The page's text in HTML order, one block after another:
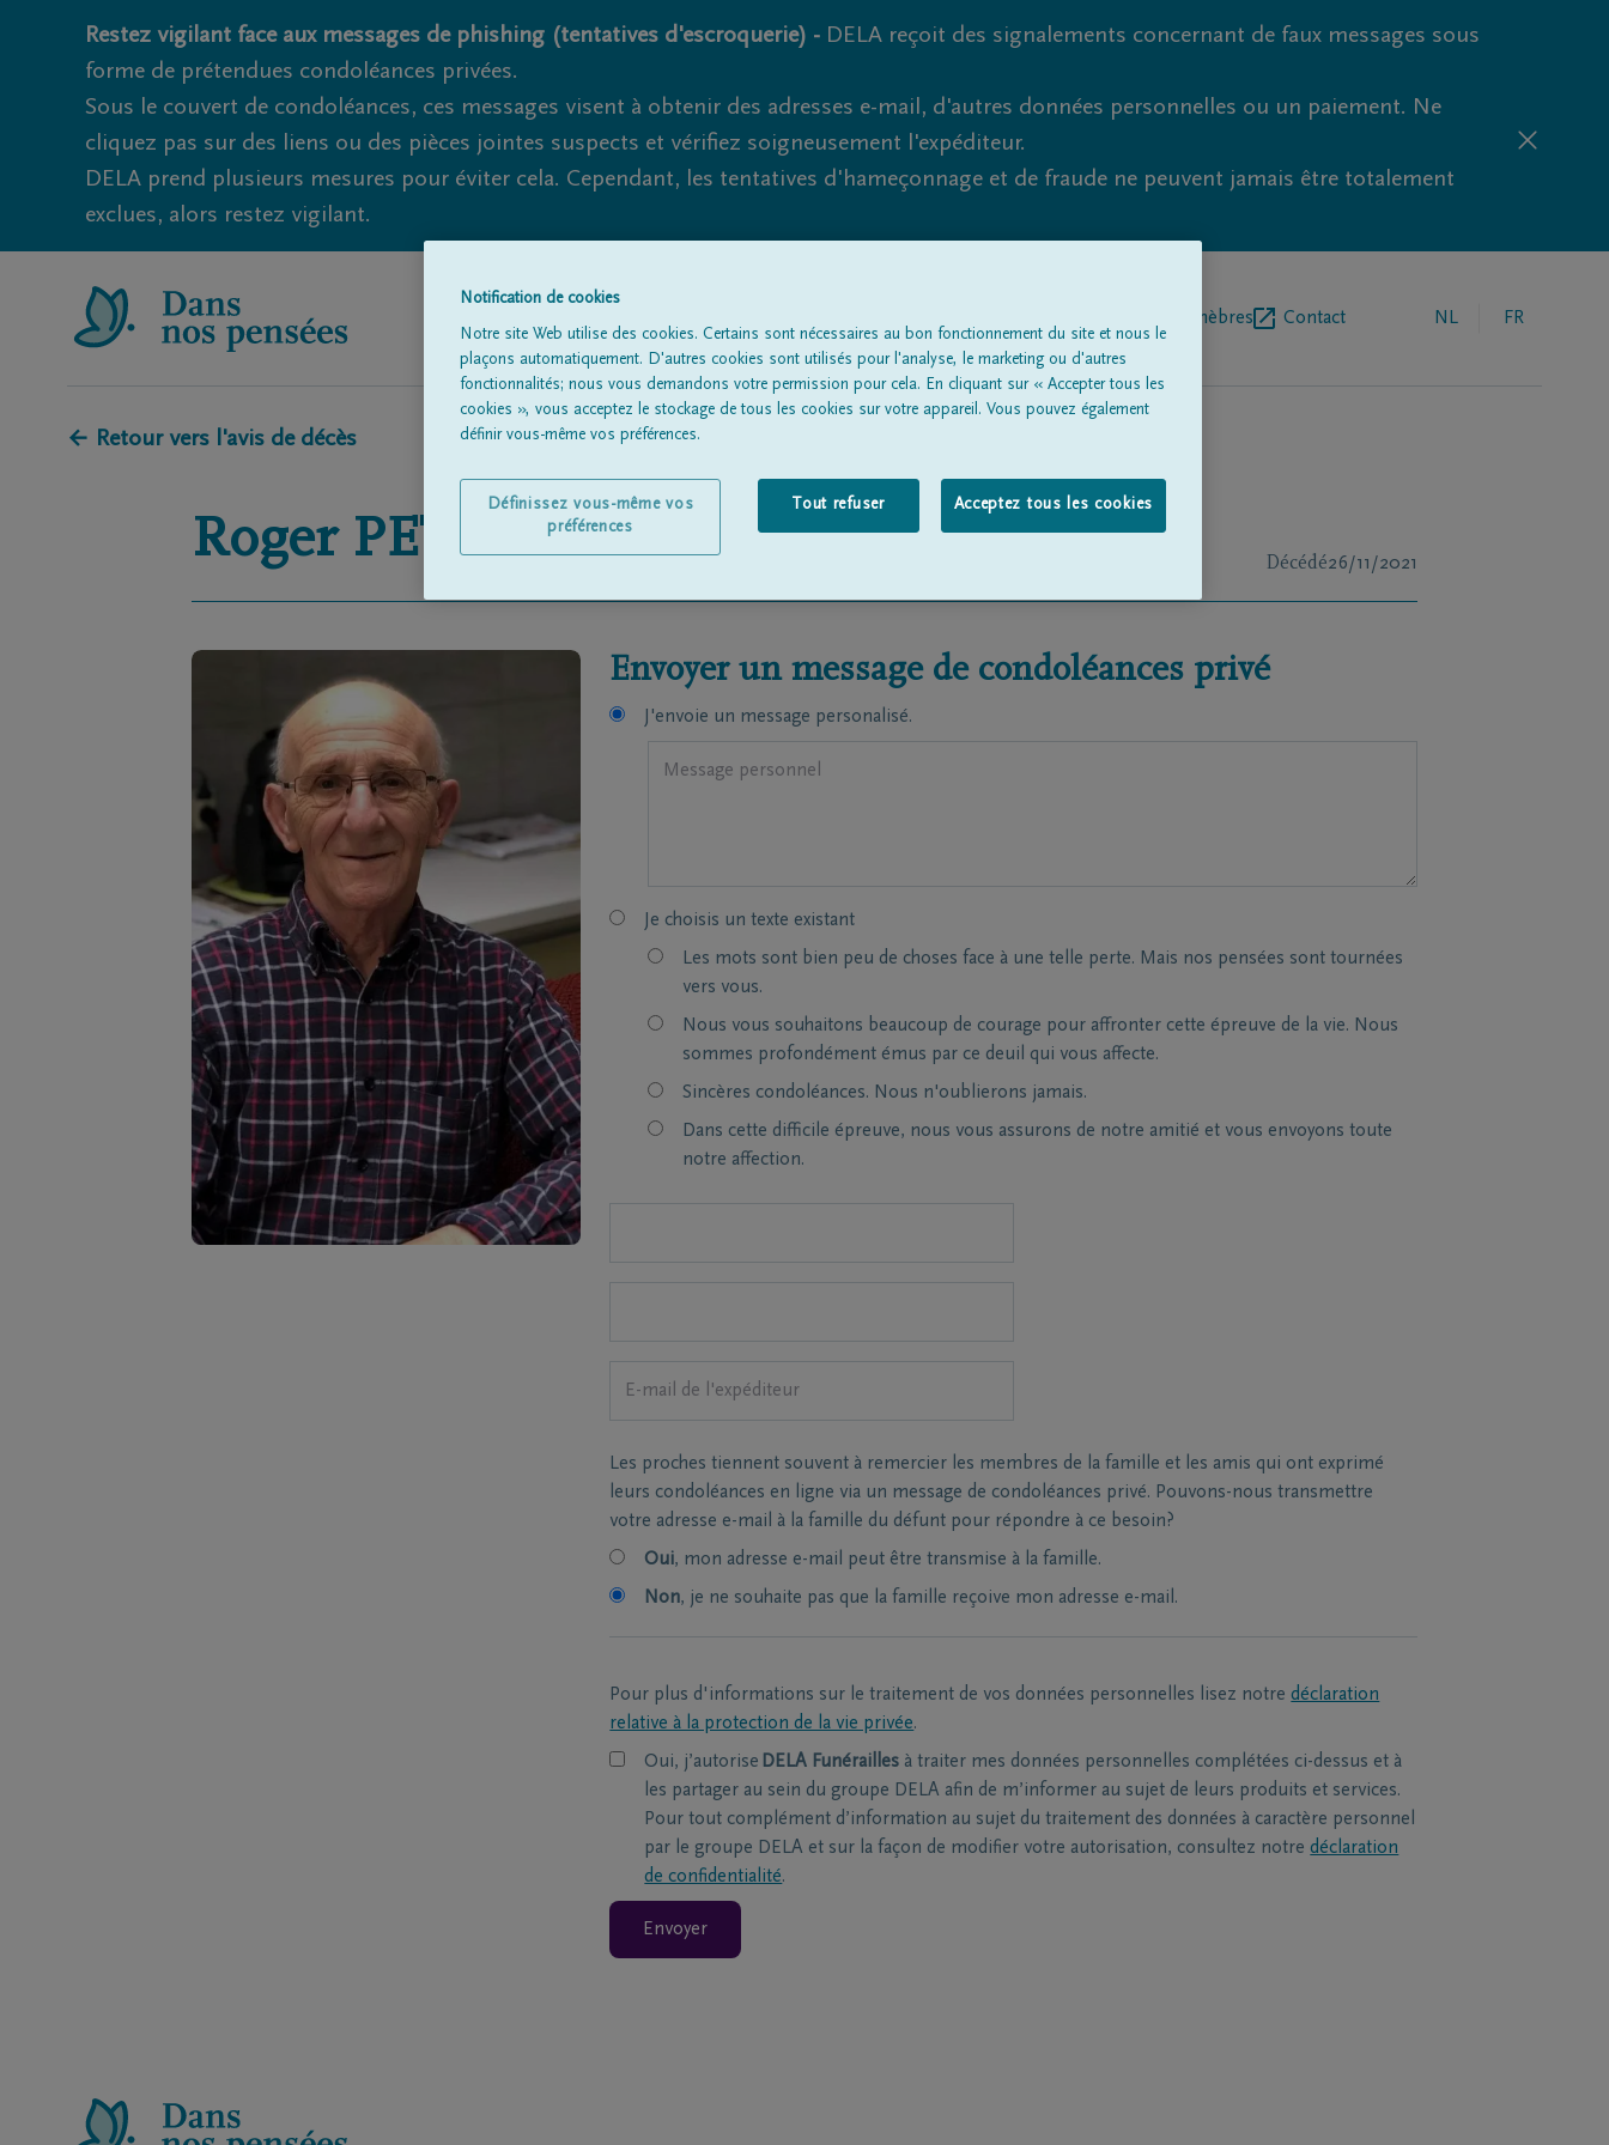
Restez vigilant face aux messages de phishing (tentatives d'escroquerie) - DELA reçoit des signalements concernant de faux messages sous
forme de prétendues condoléances privées.
Sous le couvert de condoléances, ces messages visent à obtenir des adresses e-mail, d'autres données personnelles ou un paiement. Ne
cliquez pas sur des liens ou des pièces jointes suspects et vérifiez soigneusement l'expéditeur.
DELA prend plusieurs mesures pour éviter cela. Cependant, les tentatives d'hameçonnage et de fraude ne peuvent jamais être totalement
exclues, alors restez vigilant.
Entrepreneur de pompes funèbres Contact NL FR
← Retour vers l'avis de décès
Roger PETTE Décédé26/11/2021
Envoyer un message de condoléances privé
J'envoie un message personalisé.
Je choisis un texte existant
Les mots sont bien peu de choses face à une telle perte. Mais nos pensées sont tournées
vers vous.
Nous vous souhaitons beaucoup de courage pour affronter cette épreuve de la vie. Nous
sommes profondément émus par ce deuil qui vous affecte.
Sincères condoléances. Nous n'oublierons jamais.
Dans cette difficile épreuve, nous vous assurons de notre amitié et vous envoyons toute
notre affection.
Les proches tiennent souvent à remercier les membres de la famille et les amis qui ont exprimé
leurs condoléances en ligne via un message de condoléances privé. Pouvons-nous transmettre
votre adresse e-mail à la famille du défunt pour répondre à ce besoin?
Oui, mon adresse e-mail peut être transmise à la famille.
Non, je ne souhaite pas que la famille reçoive mon adresse e-mail.
Pour plus d'informations sur le traitement de vos données personnelles lisez notredéclaration
relative à la protection de la vie privée.
Oui, j’autorise DELA Funérailles à traiter mes données personnelles complétées ci-dessus et à
les partager au sein du groupe DELA afin de m’informer au sujet de leurs produits et services.
Pour tout complément d’information au sujet du traitement des données à caractère personnel
par le groupe DELA et sur la façon de modifier votre autorisation, consultez notredéclaration
de confidentialité.
Envoyer
Notification de cookies
Notre site Web utilise des cookies. Certains sont nécessaires au bon fonctionnement du site et nous le
plaçons automatiquement. D'autres cookies sont utilisés pour l'analyse, le marketing ou d'autres
fonctionnalités; nous vous demandons votre permission pour cela. En cliquant sur « Accepter tous les
cookies », vous acceptez le stockage de tous les cookies sur votre appareil. Vous pouvez également
définir vous-même vos préférences.
Tout refuser Acceptez tous les cookies
Définissez vous-même vos
préférences